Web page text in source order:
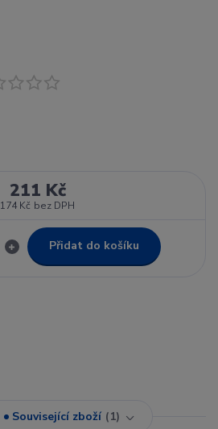
211 Kč
174 Kč bez DPH
Přidat do košíku
Související zboží 1